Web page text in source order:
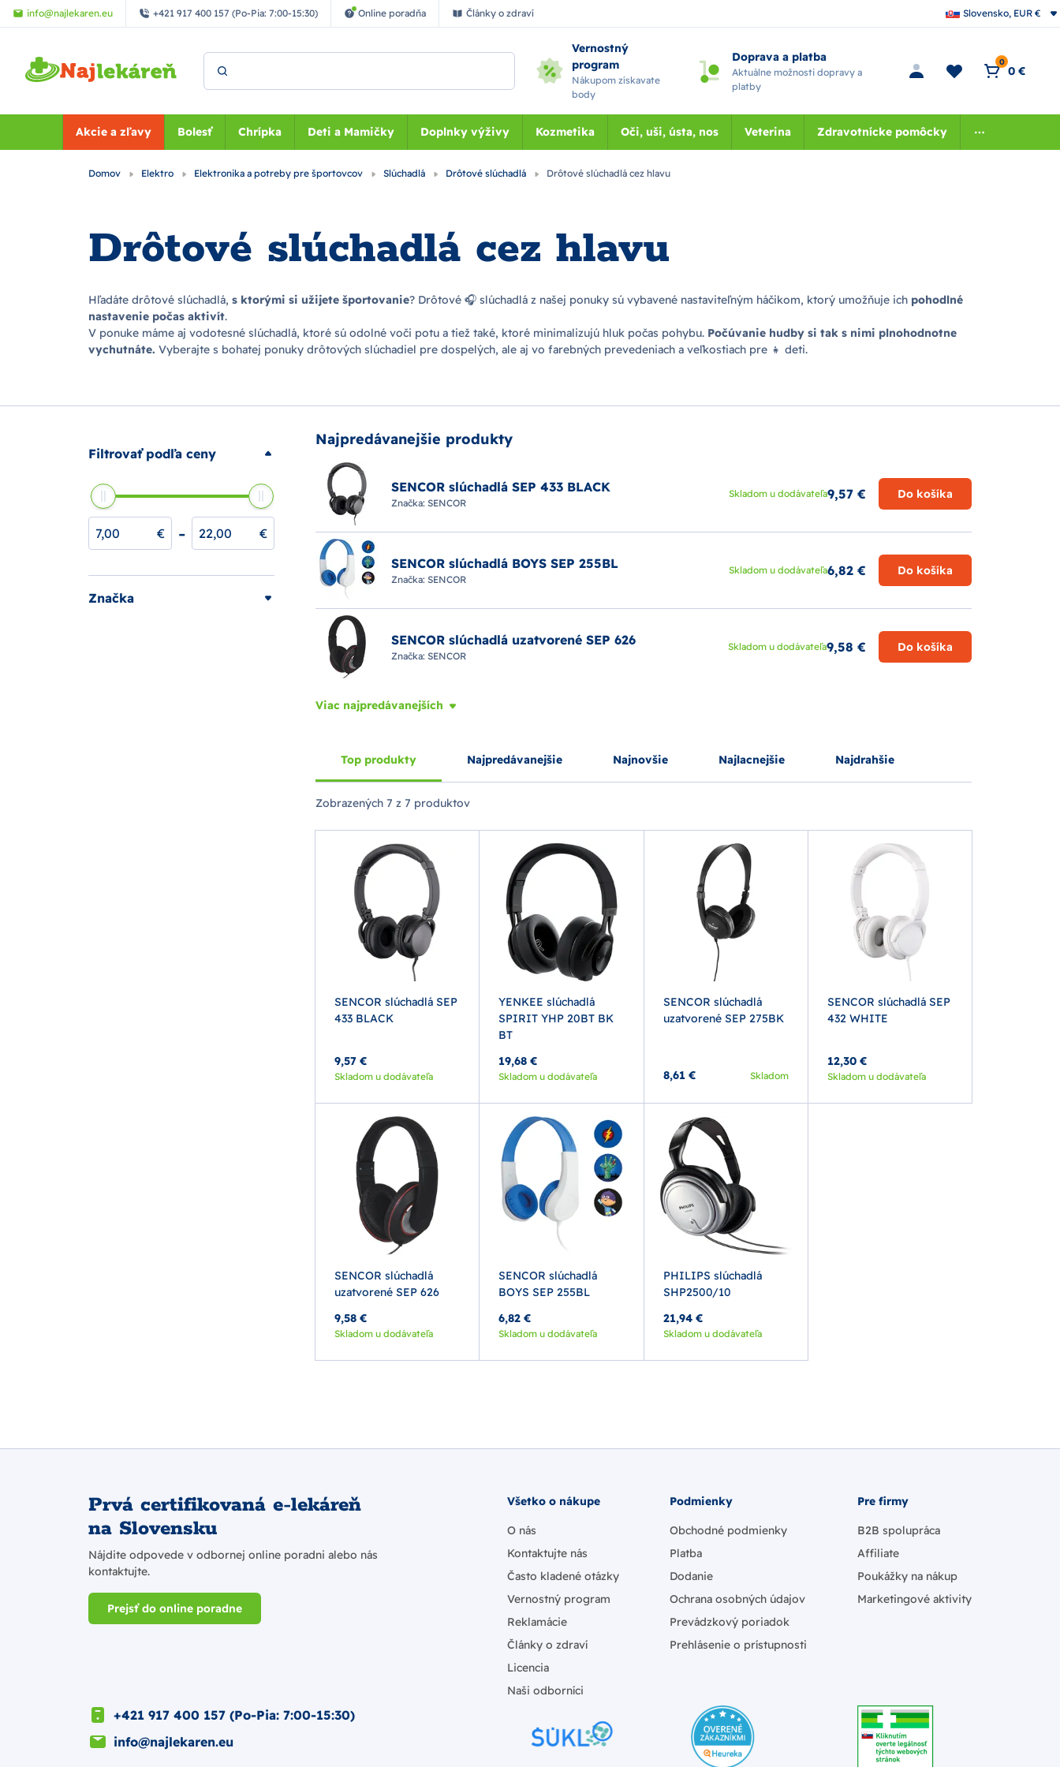
Preskočiť na hlavný obsah
info@najlekaren.eu +421 917 400 157 (Po-Pia: 7:00-15:30) Online poradňa Články o zdraví Slovensko, EUR €
Vernostný
program
Nákupom získavate
body
Doprava a platba
Aktuálne možnosti dopravy a
platby
0
0 €
Akcie a zľavy Bolesť Chrípka Deti a Mamičky Doplnky výživy Kozmetika Oči, uši, ústa, nos Veterina Zdravotnícke pomôcky
Domov Elektro Elektronika a potreby pre športovcov Slúchadlá Drôtové slúchadlá Drôtové slúchadlá cez hlavu
Drôtové slúchadlá cez hlavu
Hľadáte drôtové slúchadlá, s ktorými si užijete športovanie? Drôtové 🎧 slúchadlá z našej ponuky sú vybavené nastaviteľným háčikom, ktorý umožňuje ich pohodlné
nastavenie počas aktivít.
V ponuke máme aj vodotesné slúchadlá, ktoré sú odolné voči potu a tiež také, ktoré minimalizujú hluk počas pohybu. Počúvanie hudby si tak s nimi plnohodnotne
vychutnáte. Vyberajte s bohatej ponuky drôtových slúchadiel pre dospelých, ale aj vo farebných prevedeniach a veľkostiach pre 👧 deti.
Filtrovať podľa ceny
€ - €
Značka
Najpredávanejšie produkty
SENCOR slúchadlá SEP 433 BLACK
Značka: SENCOR
Skladom u dodávateľa9,57 € Do košíka
SENCOR slúchadlá BOYS SEP 255BL
Značka: SENCOR
Skladom u dodávateľa6,82 € Do košíka
SENCOR slúchadlá uzatvorené SEP 626
Značka: SENCOR
Skladom u dodávateľa9,58 € Do košíka
Viac najpredávanejších
Top produkty Najpredávanejšie Najnovšie Najlacnejšie Najdrahšie
Zobrazených 7 z 7 produktov
SENCOR slúchadlá SEP
433 BLACK
9,57 €
Skladom u dodávateľa
YENKEE slúchadlá
SPIRIT YHP 20BT BK
BT
19,68 €
Skladom u dodávateľa
SENCOR slúchadlá
uzatvorené SEP 275BK
8,61 € Skladom
SENCOR slúchadlá SEP
432 WHITE
12,30 €
Skladom u dodávateľa
SENCOR slúchadlá
uzatvorené SEP 626
9,58 €
Skladom u dodávateľa
SENCOR slúchadlá
BOYS SEP 255BL
6,82 €
Skladom u dodávateľa
PHILIPS slúchadlá
SHP2500/10
21,94 €
Skladom u dodávateľa
Prvá certifikovaná e-lekáreň
na Slovensku
Nájdite odpovede v odbornej online poradni alebo nás
kontaktujte.
Prejsť do online poradne
Všetko o nákupe
O nás
Kontaktujte nás
Často kladené otázky
Vernostný program
Reklamácie
Články o zdraví
Licencia
Naši odborníci
Podmienky
Obchodné podmienky
Platba
Dodanie
Ochrana osobných údajov
Prevádzkový poriadok
Prehlásenie o prístupnosti
Pre firmy
B2B spolupráca
Affiliate
Poukážky na nákup
Marketingové aktivity
+421 917 400 157 (Po-Pia: 7:00-15:30)
info@najlekaren.eu